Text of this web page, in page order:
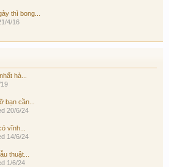
thì bong...
4/16
hà...
bạn cần...
20/6/24
vĩnh...
14/6/24
thuật...
1/6/24